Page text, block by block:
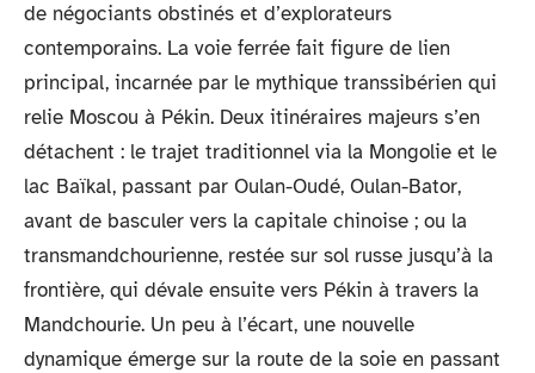
de négociants obstinés et d’explorateurs
contemporains. La voie ferrée fait figure de lien
principal, incarnée par le mythique transsibérien qui
relie Moscou à Pékin. Deux itinéraires majeurs s’en
détachent : le trajet traditionnel via la Mongolie et le
lac Baïkal, passant par Oulan-Oudé, Oulan-Bator,
avant de basculer vers la capitale chinoise ; ou la
transmandchourienne, restée sur sol russe jusqu’à la
frontière, qui dévale ensuite vers Pékin à travers la
Mandchourie. Un peu à l’écart, une nouvelle
dynamique émerge sur la route de la soie en passant